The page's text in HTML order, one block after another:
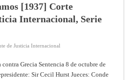
[1937] Corte
Internacional, Serie
de Justicia Internacional
contra Grecia Sentencia 8 de octubre de
Sir Cecil Hurst Jueces: Conde